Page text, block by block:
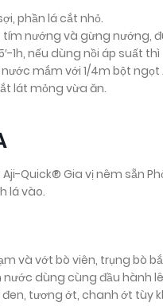
phần lá cắt nhỏ.
tím nướng và gừng nướng,
1h, nếu dùng nồi áp suất thì
mắm với 1/4m bột ngọt
lát mỏng vừa ăn.
Quick® Gia vị nêm sẵn
lá vào.
và vớt bò viên, trụng bò
dùng cùng đầu hành
tương ớt, chanh ớt tùy